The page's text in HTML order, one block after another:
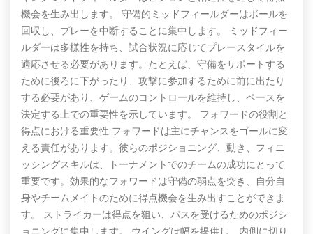
機会を生み出します。 守備的ミッドフィールダーはボールを
回収し、プレーを中断することに集中します。 ミッドフィー
ルダーは多様性を持ち、試合状況に応じてプレースタイルを
適応させる必要があります。たとえば、守備をサポートする
ために後ろに下がったり、攻撃に参加するために前に出たり
する必要があり、ゲームのコントロールを維持し、ペースを
決定する上での重要性を示しています。 フォワードの役割と
得点における重要性 フォワードは主にチャンスをゴールに変
える責任があります。彼らのポジショニング、動き、フィニ
ッシングスキルは、トーナメントでのチームの成功にとって
重要です。効果的なフォワードは守備の弱点を突き、自分自
身やチームメイトのために得点機会を生み出すことができま
す。 ストライカーは得点を狙い、パスを受けるためのポジシ
ョニングに集中します。 ウイングは幅を提供し、内側に切り